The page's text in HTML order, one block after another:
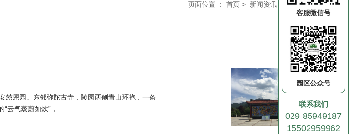
页面位置 ： 首页 > 新闻资讯 行业新闻
查看更多>
恩园。东邻弥陀古寺，陵园两侧青山环抱，一条
“云气蒸蔚如炊”，……
客服微信号
园区公众号
联系我们
029-85949187
15502959962